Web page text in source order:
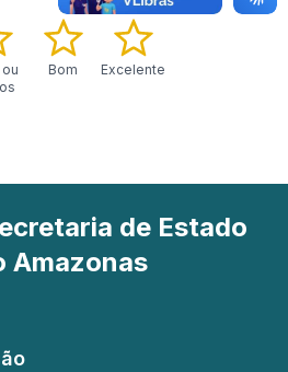
Bom Excelente
de Estado
Amazonas